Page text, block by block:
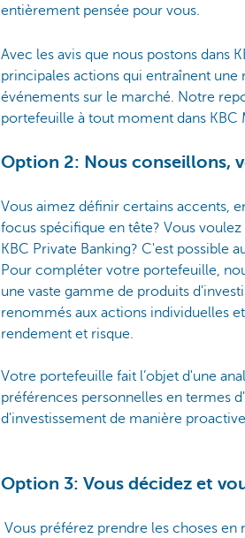
entièrement pensée pour vous.
Avec les avis que nous postons dans
principales actions qui entraînent
événements sur le marché. Notre
portefeuille à tout moment dans KBC
Option 2: Nous conseillons,
Vous aimez définir certains accents,
focus spécifique en tête? Vous
KBC Private Banking? C'est possible
Pour compléter votre portefeuille,
une vaste gamme de produits
renommés aux actions individuelles
rendement et risque.
Votre portefeuille fait l’objet d'une
préférences personnelles en termes
d'investissement de manière
Option 3: Vous décidez et
Vous préférez prendre les choses en